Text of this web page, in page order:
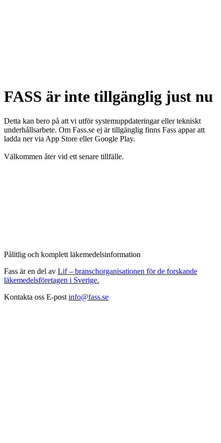
FASS är inte tillgänglig just nu
Detta kan bero på att vi utför systemuppdateringar eller tekniskt
underhållsarbete. Om Fass.se ej är tillgänglig finns Fass appar att
ladda ner via App Store eller Google Play.
Välkommen åter vid ett senare tillfälle.
Pålitlig och komplett läkemedelsinformation
Fass är en del av Lif – branschorganisationen för de forskande
läkemedelsföretagen i Sverige.
Kontakta oss E-post info@fass.se